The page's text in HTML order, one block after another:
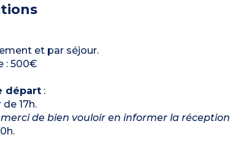
et par séjour.
: 500€
départ:
17h.
de bien vouloir en informer la réception